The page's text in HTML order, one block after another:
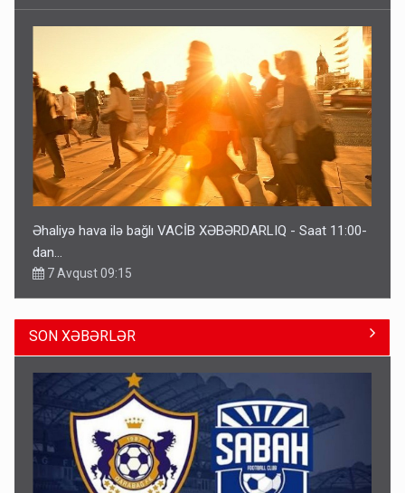
Əhaliyə hava ilə bağlı VACİB XƏBƏRDARLIQ - Saat 11:00-
dan…
7 Avqust 09:15
SON XƏBƏRLƏR